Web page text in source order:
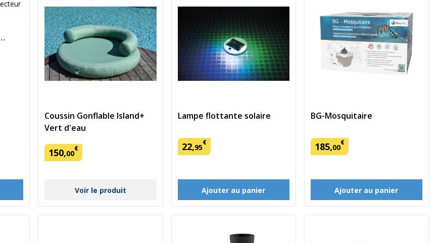
Coussin Gonflable Island+
Vert d'eau
150,00
€
Voir le produit
Lampe flottante solaire
22,95
€
Ajouter au panier
BG-Mosquitaire
185,00
€
Ajouter au panier